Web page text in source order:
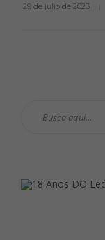
29 de julio de 2023